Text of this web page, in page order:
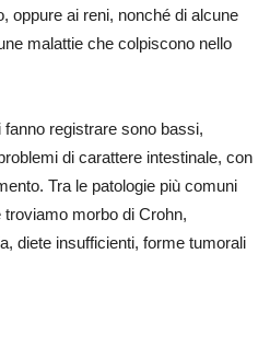
oppure ai reni, nonché di alcune
malattie che colpiscono nello
fanno registrare sono bassi,
di carattere intestinale, con
Tra le patologie più comuni
morbo di Crohn,
diete insufficienti, forme tumorali